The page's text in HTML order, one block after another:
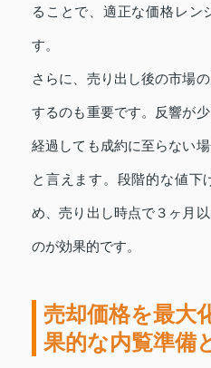
ることで、適正な価格レン
す。
さらに、売り出し後の市場
するのも重要です。反響が
経過しても成約に至らない
と言えます。段階的な値下
め、売り出し時点で３ヶ月
のが効果的です。
売却価格を最大
果的な内覧準備